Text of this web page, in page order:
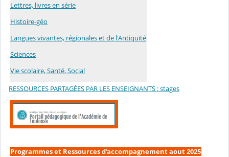
Lettres, livres en série
Histoire-géo
Langues vivantes, régionales et de l'Antiquité
Sciences
Vie scolaire, Santé, Social
RESSOURCES PARTAGÉES PAR LES ENSEIGNANTS : stages
Programmes et Ressources d'accompagnement aout 2025